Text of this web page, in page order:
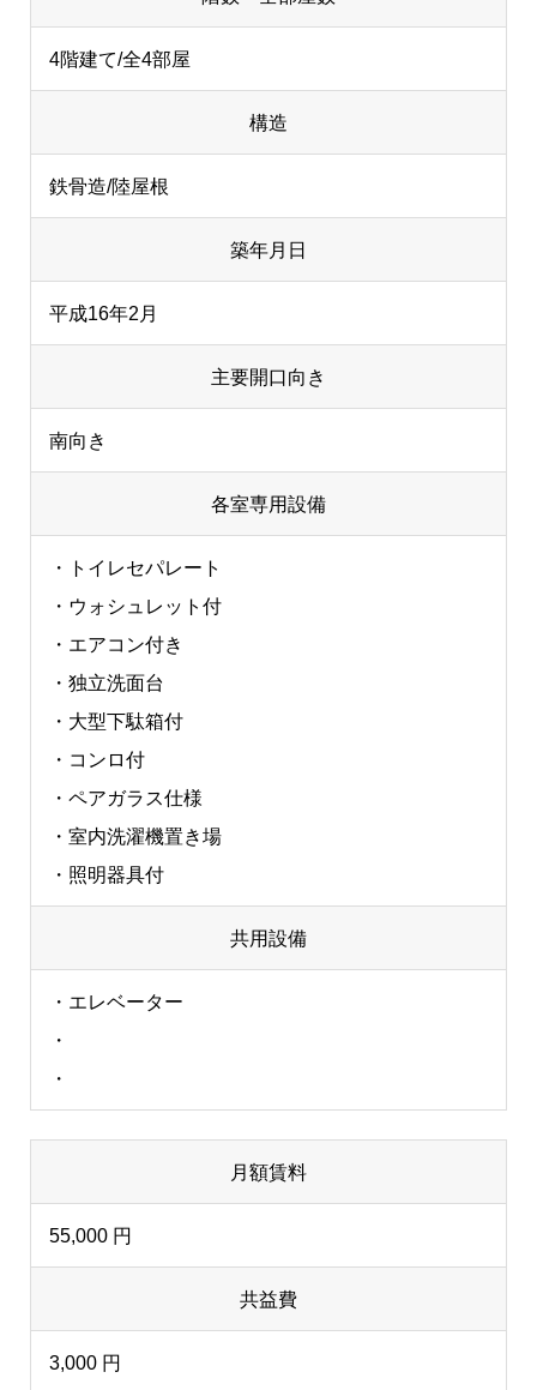
4階建て/全4部屋
構造
鉄骨造/陸屋根
築年月日
平成16年2月
主要開口向き
南向き
各室専用設備
・トイレセパレート
・ウォシュレット付
・エアコン付き
・独立洗面台
・大型下駄箱付
・コンロ付
・ペアガラス仕様
・室内洗濯機置き場
・照明器具付
共用設備
・エレベーター
・
・
月額賃料
55,000 円
共益費
3,000 円